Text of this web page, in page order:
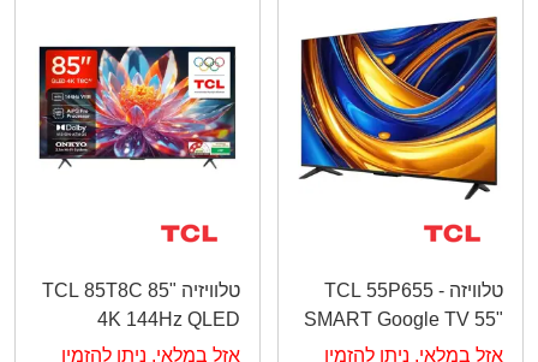
טלוויזה TCL 55P655 -
SMART Google TV 55"
4K UHD
אזל במלאי, ניתן להזמין
טלוויזיה TCL 85T8C 85"
4K 144Hz QLED
Google TV
אזל במלאי, ניתן להזמין